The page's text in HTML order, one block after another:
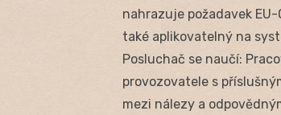
nahrazuje požadavek
také aplikovatelný na
Posluchač se naučí:
provozovatele s
mezi nálezy a